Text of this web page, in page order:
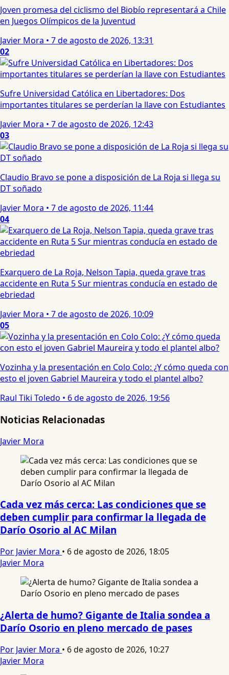
Joven promesa del ciclismo del Biobío representará a Chile
en Juegos Olímpicos de la Juventud
Javier Mora • 7 de agosto de 2026, 13:31
02
Sufre Universidad Católica en Libertadores: Dos
importantes titulares se perderían la llave con Estudiantes
Javier Mora • 7 de agosto de 2026, 12:43
03
Claudio Bravo se pone a disposición de La Roja si llega su
DT soñado
Javier Mora • 7 de agosto de 2026, 11:44
04
Exarquero de La Roja, Nelson Tapia, queda grave tras
accidente en Ruta 5 Sur mientras conducía en estado de
ebriedad
Javier Mora • 7 de agosto de 2026, 10:09
05
Vozinha y la presentación en Colo Colo: ¿Y cómo queda con
esto el joven Gabriel Maureira y todo el plantel albo?
Raul Tiki Toledo • 6 de agosto de 2026, 19:56
Noticias Relacionadas
Javier Mora
Cada vez más cerca: Las condiciones que se
deben cumplir para confirmar la llegada de
Darío Osorio al AC Milan
Por Javier Mora • 6 de agosto de 2026, 18:05
Javier Mora
¿Alerta de humo? Gigante de Italia sondea a
Darío Osorio en pleno mercado de pases
Por Javier Mora • 6 de agosto de 2026, 10:27
Javier Mora